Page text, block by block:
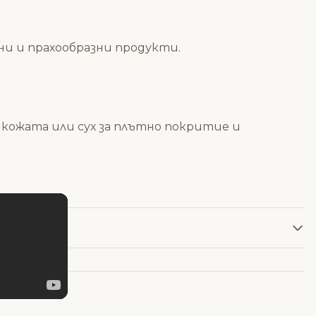
и прахообразни продукти.
или сух за плътно покритие и